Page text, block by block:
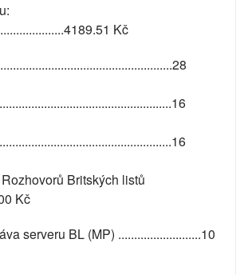
Kč
Britských listů
Kč
serveru BL (MP) ..........................10